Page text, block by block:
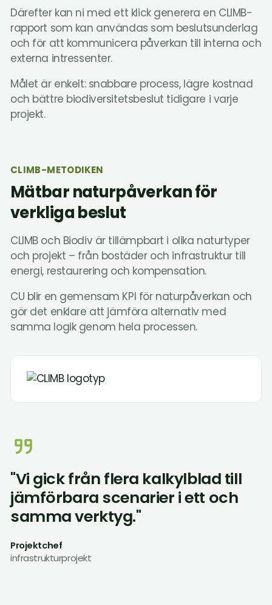
Därefter kan ni med ett klick generera en CLIMB-
rapport som kan användas som beslutsunderlag
och för att kommunicera påverkan till interna och
externa intressenter.
Målet är enkelt: snabbare process, lägre kostnad
och bättre biodiversitetsbeslut tidigare i varje
projekt.
CLIMB-METODIKEN
Mätbar naturpåverkan för
verkliga beslut
CLIMB och Biodiv är tillämpbart i olika naturtyper
och projekt – från bostäder och infrastruktur till
energi, restaurering och kompensation.
CU blir en gemensam KPI för naturpåverkan och
gör det enklare att jämföra alternativ med
samma logik genom hela processen.
"Vi gick från flera kalkylblad till
jämförbara scenarier i ett och
samma verktyg."
Projektchef
infrastrukturprojekt